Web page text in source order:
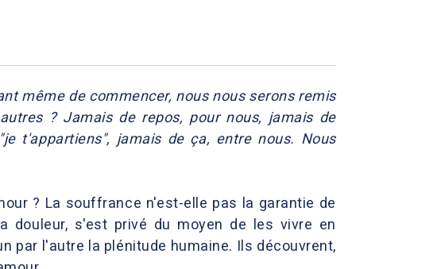
même de commencer, nous nous serons remis
? Jamais de repos, pour nous, jamais de
t'appartiens", jamais de ça, entre nous. Nous
? La souffrance n'est-elle pas la garantie de
douleur, s'est privé du moyen de les vivre en
par l'autre la plénitude humaine. Ils découvrent,